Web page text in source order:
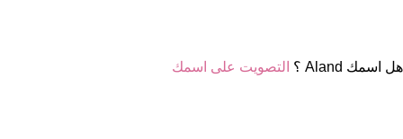
هل اسمك Aland ؟ التصويت على اسمك